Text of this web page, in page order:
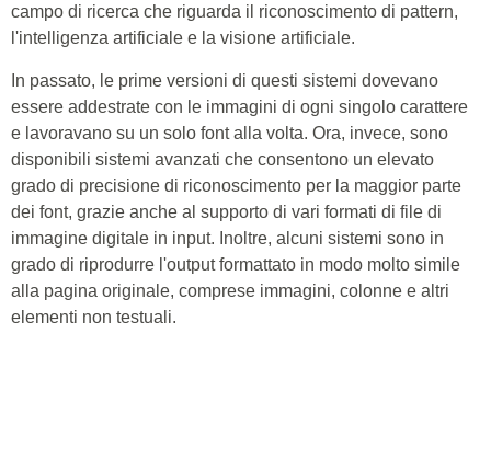
campo di ricerca che riguarda il riconoscimento di pattern,
l'intelligenza artificiale e la visione artificiale.
In passato, le prime versioni di questi sistemi dovevano
essere addestrate con le immagini di ogni singolo carattere
e lavoravano su un solo font alla volta. Ora, invece, sono
disponibili sistemi avanzati che consentono un elevato
grado di precisione di riconoscimento per la maggior parte
dei font, grazie anche al supporto di vari formati di file di
immagine digitale in input. Inoltre, alcuni sistemi sono in
grado di riprodurre l'output formattato in modo molto simile
alla pagina originale, comprese immagini, colonne e altri
elementi non testuali.